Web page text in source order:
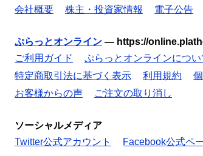
会社概要
株主・投資家情報 電子公告
ぷらっとオンライン — https://
ご利用ガイド
ぷらっとオンラインについ
特定商取引法に基づく表示
利用規約
お客様からの声
ご注文の取り消し
ソーシャルメディア
Twitter公式アカウント
Facebook公式ペ